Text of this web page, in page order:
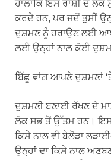
ਹਾਲਾਂਕਿ ਇਸ ਰਾਸ਼ੀ ਦੇ ਲੋਕ
ਕਰਦੇ ਹਨ, ਪਰ ਜਦੋਂ ਤੁਸੀਂ
ਦੁਸ਼ਮਣ ਨੂੰ ਹਰਾਉਣ ਲਈ
ਲਈ ਉਨ੍ਹਾਂ ਨਾਲ ਕੋਈ
ਬਿੱਛੂ ਵਾਂਗ ਆਪਣੇ ਦੁਸ਼ਮਣਾਂ
ਦੁਸ਼ਮਣੀ ਬਣਾਈ ਰੱਖਣ ਦੇ
ਲੋਕ ਸਭ ਤੋਂ ਉੱਤਮ ਹਨ। ਇਸ
ਕਿਸੇ ਨਾਲ ਵੀ ਬੇਲੋੜਾ
ਉਨ੍ਹਾਂ ਦਾ ਕਿਸੇ ਨਾਲ